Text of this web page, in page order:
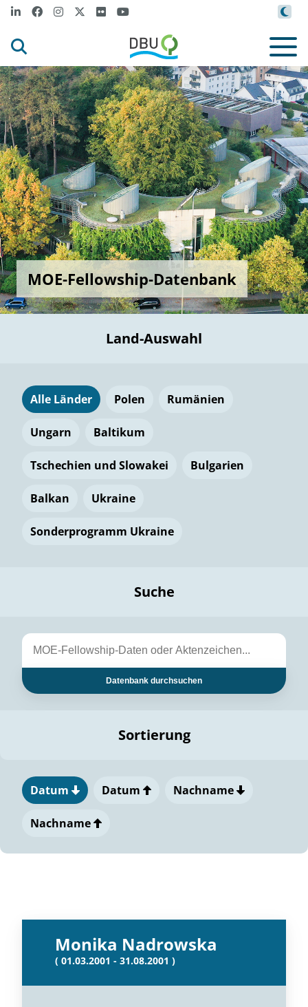
MOE-Fellowship-Datenbank
Land-Auswahl
Alle Länder Polen Rumänien
Ungarn Baltikum
Tschechien und Slowakei Bulgarien
Balkan Ukraine
Sonderprogramm Ukraine
Suche
Datenbank durchsuchen
Sortierung
Datum Datum Nachname
Nachname
Monika Nadrowska
( 01.03.2001 - 31.08.2001 )